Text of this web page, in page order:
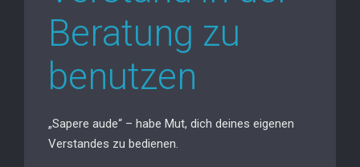
Beratung zu
benutzen
„Sapere aude“ – habe Mut, dich deines eigenen
Verstandes zu bedienen.